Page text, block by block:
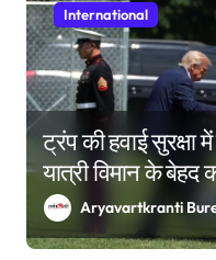
International
ट्रंप की हवाई सुरक्षा
यात्री विमान के
जांच Aryavartkranti